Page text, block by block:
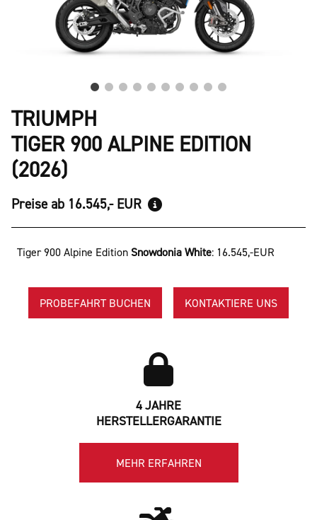
TRIUMPH
TIGER 900 ALPINE EDITION
(2026)
Preise ab 16.545,- EUR
Tiger 900 Alpine Edition Snowdonia White: 16.545,-EUR
PROBEFAHRT BUCHEN KONTAKTIERE UNS
4 JAHRE
HERSTELLERGARANTIE
MEHR ERFAHREN